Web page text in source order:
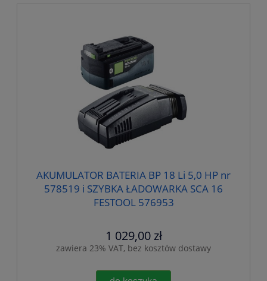
AKUMULATOR BATERIA BP 18 Li 5,0 HP nr
578519 i SZYBKA ŁADOWARKA SCA 16
FESTOOL 576953
1 029,00 zł
zawiera 23% VAT, bez kosztów dostawy